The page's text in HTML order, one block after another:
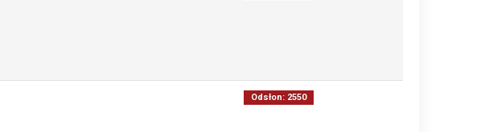
Odsłon: 2550